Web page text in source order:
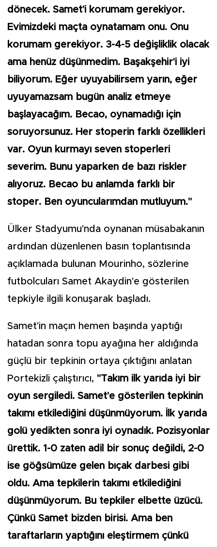
dönecek. Samet'i korumam gerekiyor.
Evimizdeki maçta oynatamam onu. Onu
korumam gerekiyor. 3-4-5 değişliklik olacak
ama henüz düşünmedim. Başakşehir'i iyi
biliyorum. Eğer uyuyabilirsem yarın, eğer
uyuyamazsam bugün analiz etmeye
başlayacağım. Becao, oynamadığı için
soruyorsunuz. Her stoperin farklı özellikleri
var. Oyun kurmayı seven stoperleri
severim. Bunu yaparken de bazı riskler
alıyoruz. Becao bu anlamda farklı bir
stoper. Ben oyuncularımdan mutluyum."
Ülker Stadyumu'nda oynanan müsabakanın
ardından düzenlenen basın toplantısında
açıklamada bulunan Mourinho, sözlerine
futbolcuları Samet Akaydin'e gösterilen
tepkiyle ilgili konuşarak başladı.
Samet'in maçın hemen başında yaptığı
hatadan sonra topu ayağına her aldığında
güçlü bir tepkinin ortaya çıktığını anlatan
Portekizli çalıştırıcı, "Takım ilk yarıda iyi bir
oyun sergiledi. Samet'e gösterilen tepkinin
takımı etkilediğini düşünmüyorum. İlk yarıda
golü yedikten sonra iyi oynadık. Pozisyonlar
ürettik. 1-0 zaten adil bir sonuç değildi, 2-0
ise göğsümüze gelen bıçak darbesi gibi
oldu. Ama tepkilerin takımı etkilediğini
düşünmüyorum. Bu tepkiler elbette üzücü.
Çünkü Samet bizden birisi. Ama ben
taraftarların yaptığını eleştirmem çünkü